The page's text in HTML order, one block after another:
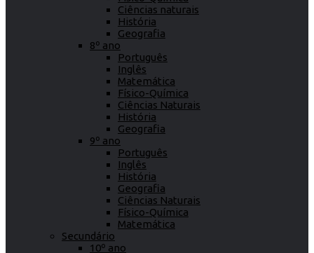
Ciências naturais
História
Geografia
8º ano
Português
Inglês
Matemática
Físico-Química
Ciências Naturais
História
Geografia
9º ano
Português
Inglês
História
Geografia
Ciências Naturais
Físico-Química
Matemática
Secundário
10º ano